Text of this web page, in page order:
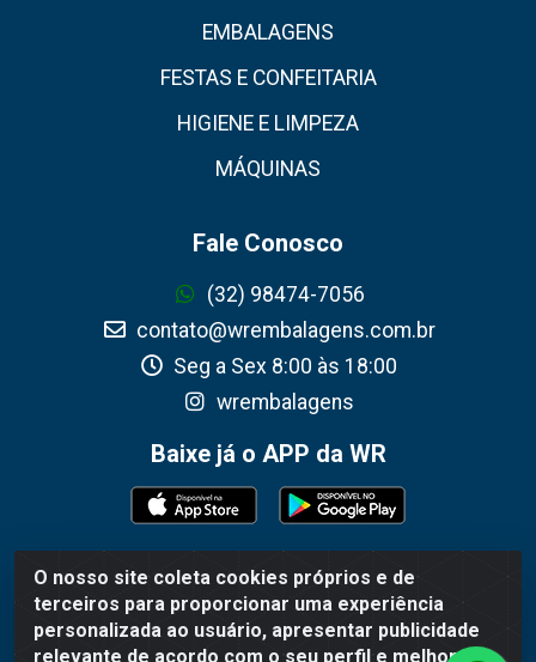
O nosso site coleta cookies próprios e de
terceiros para proporcionar uma experiência
personalizada ao usuário, apresentar publicidade
relevante de acordo com o seu perfil e melhorar a
EMBALAGENS
FESTAS E CONFEITARIA
HIGIENE E LIMPEZA
MÁQUINAS
Fale Conosco
(32) 98474-7056
contato@wrembalagens.com.br
Seg a Sex 8:00 às 18:00
wrembalagens
Baixe já o APP da WR
WR Embalagens - R. Cel. Teodoro Gomes de Araújo, 1360 -
Grogotó - Barbacena / MG - CEP 36202-628 - CNPJ
02.692.206/0001-55